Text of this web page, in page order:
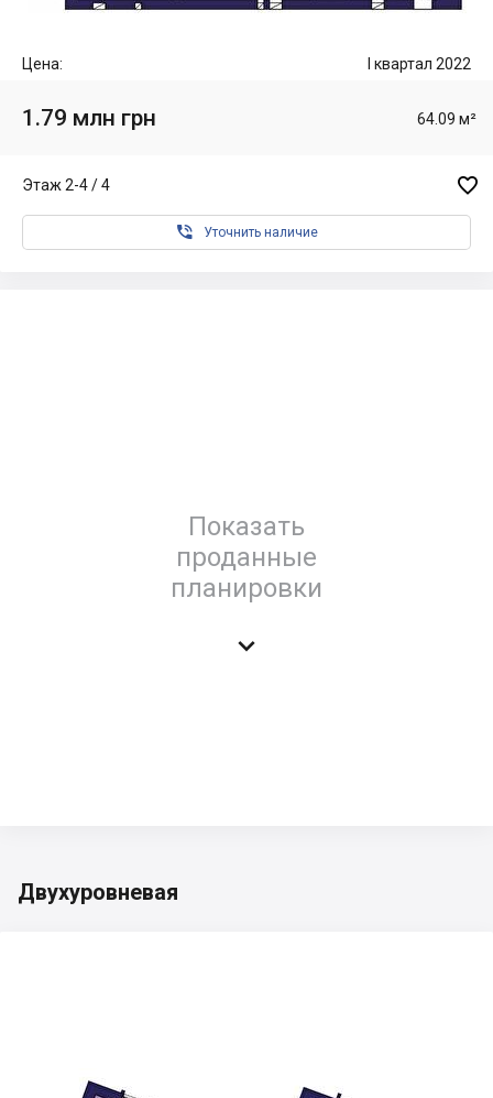
Цена: I квартал 2022
1.79 млн грн 64.09 м²
Этаж 2-4 / 4 
 Уточнить наличие
Показать
проданные
планировки

Двухуровневая